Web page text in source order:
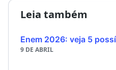
Leia também
Enem 2026: veja 5
9 DE ABRIL